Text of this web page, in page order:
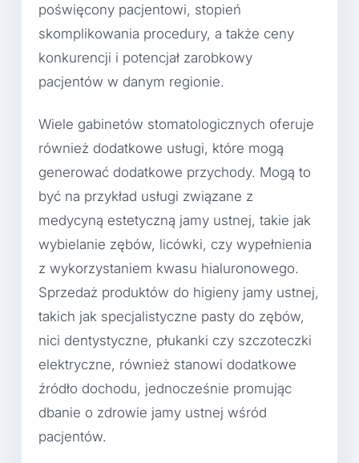
poświęcony pacjentowi, stopień
skomplikowania procedury, a także ceny
konkurencji i potencjał zarobkowy
pacjentów w danym regionie.
Wiele gabinetów stomatologicznych oferuje
również dodatkowe usługi, które mogą
generować dodatkowe przychody. Mogą to
być na przykład usługi związane z
medycyną estetyczną jamy ustnej, takie jak
wybielanie zębów, licówki, czy wypełnienia
z wykorzystaniem kwasu hialuronowego.
Sprzedaż produktów do higieny jamy ustnej,
takich jak specjalistyczne pasty do zębów,
nici dentystyczne, płukanki czy szczoteczki
elektryczne, również stanowi dodatkowe
źródło dochodu, jednocześnie promując
dbanie o zdrowie jamy ustnej wśród
pacjentów.